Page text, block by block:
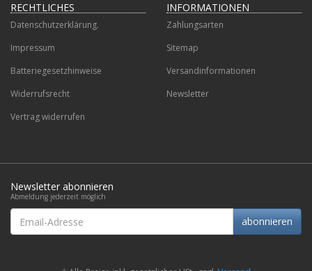
RECHTLICHES
Datenschutzerklärung.
Impressum
Batteriegesetzhinweise
Widerrufsrecht
Vertrag widerrufen
INFORMATIONEN
Zahlungsarten
Sitemap
Versandinformationen
Newsletter
Newsletter abonnieren
Abmeldung jederzeit möglich
Email-
Adresse
abonnieren